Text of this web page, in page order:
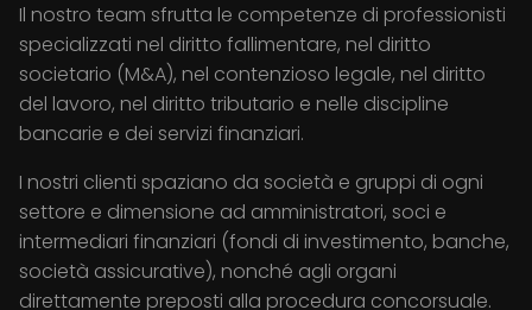
Il nostro team sfrutta le competenze di professionisti
specializzati nel diritto fallimentare, nel diritto
societario (M&A), nel contenzioso legale, nel diritto
del lavoro, nel diritto tributario e nelle discipline
bancarie e dei servizi finanziari.
I nostri clienti spaziano da società e gruppi di ogni
settore e dimensione ad amministratori, soci e
intermediari finanziari (fondi di investimento, banche,
società assicurative), nonché agli organi
direttamente preposti alla procedura concorsuale.